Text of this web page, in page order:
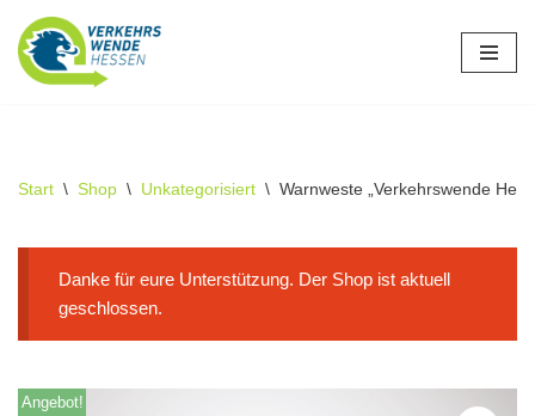
Zum
Start \ Shop \ Unkategorisiert \ Warnweste „Verkehrswende
Danke für eure Unterstützung. Der Shop ist aktuell
geschlossen.
Angebot!